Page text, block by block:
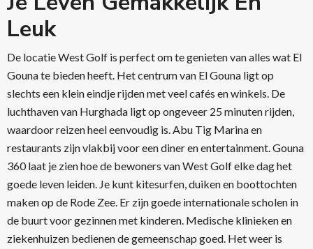
Leuk
De locatie West Golf is perfect om te genieten van alles wat El
Gouna te bieden heeft. Het centrum van El Gouna ligt op
slechts een klein eindje rijden met veel cafés en winkels. De
luchthaven van Hurghada ligt op ongeveer 25 minuten rijden,
waardoor reizen heel eenvoudig is. Abu Tig Marina en
restaurants zijn vlakbij voor een diner en entertainment. Gouna
360 laat je zien hoe de bewoners van West Golf elke dag het
goede leven leiden. Je kunt kitesurfen, duiken en boottochten
maken op de Rode Zee. Er zijn goede internationale scholen in
de buurt voor gezinnen met kinderen. Medische klinieken en
ziekenhuizen bedienen de gemeenschap goed. Het weer is